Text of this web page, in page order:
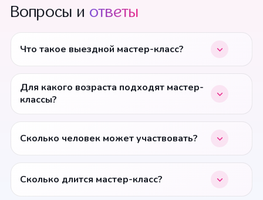
Вопросы и ответы
Что такое выездной мастер-класс?
Для какого возраста подходят мастер-
классы?
Сколько человек может участвовать?
Сколько длится мастер-класс?